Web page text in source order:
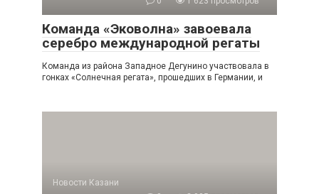
Команда «Эковолна» завоевала
серебро международной регаты
Команда из района Западное Дегунино участвовала в
гонках «Солнечная регата», прошедших в Германии, и
Новости Казани